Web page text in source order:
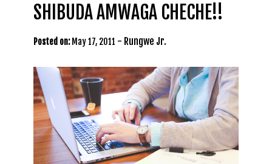
SHIBUDA AMWAGA CHECHE!!
Posted on: May 17, 2011 - Rungwe Jr.